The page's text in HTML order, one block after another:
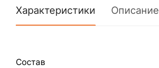
Характеристики Описание
Состав